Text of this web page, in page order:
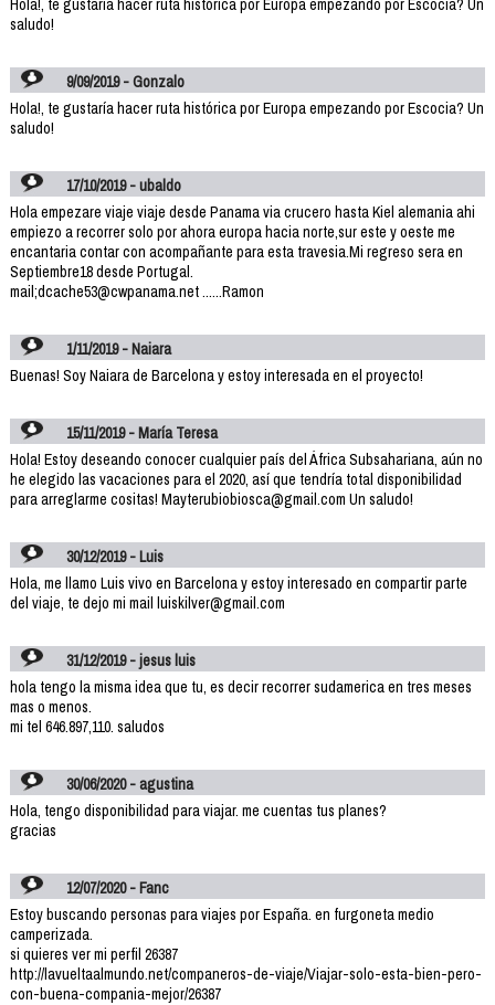
Hola!, te gustaría hacer ruta histórica por Europa empezando por Escocia? Un
saludo!
9/09/2019 - Gonzalo
Hola!, te gustaría hacer ruta histórica por Europa empezando por Escocia? Un
saludo!
17/10/2019 - ubaldo
Hola empezare viaje viaje desde Panama via crucero hasta Kiel alemania ahi
empiezo a recorrer solo por ahora europa hacia norte,sur este y oeste me
encantaria contar con acompañante para esta travesia.Mi regreso sera en
Septiembre18 desde Portugal.
mail;dcache53@cwpanama.net ......Ramon
1/11/2019 - Naiara
Buenas! Soy Naiara de Barcelona y estoy interesada en el proyecto!
15/11/2019 - María Teresa
Hola! Estoy deseando conocer cualquier país del África Subsahariana, aún no
he elegido las vacaciones para el 2020, así que tendría total disponibilidad
para arreglarme cositas! Mayterubiobiosca@gmail.com Un saludo!
30/12/2019 - Luis
Hola, me llamo Luis vivo en Barcelona y estoy interesado en compartir parte
del viaje, te dejo mi mail luiskilver@gmail.com
31/12/2019 - jesus luis
hola tengo la misma idea que tu, es decir recorrer sudamerica en tres meses
mas o menos.
mi tel 646.897,110. saludos
30/06/2020 - agustina
Hola, tengo disponibilidad para viajar. me cuentas tus planes?
gracias
12/07/2020 - Fanc
Estoy buscando personas para viajes por España. en furgoneta medio
camperizada.
si quieres ver mi perfil 26387
http://lavueltaalmundo.net/companeros-de-viaje/Viajar-solo-esta-bien-pero-
con-buena-compania-mejor/26387